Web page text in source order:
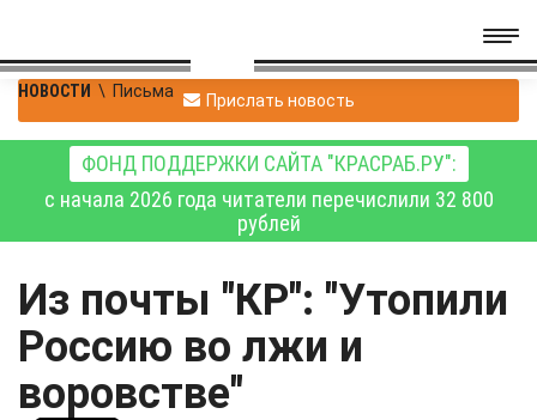
НОВОСТИ \ Письма Прислать новость
ФОНД ПОДДЕРЖКИ САЙТА "КРАСРАБ.РУ":
с начала 2026 года читатели перечислили 32 800
рублей
Из почты "КР": "Утопили
Россию во лжи и
воровстве"